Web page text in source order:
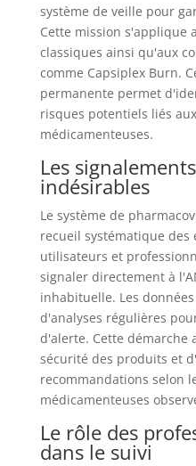
système de veille pour
Cette mission s'applique
classiques ainsi qu'aux
comme Capsiplex Burn.
permanente permet
risques potentiels liés
médicamenteuses.
Les
indésirables
Le système de
recueil systématique des
utilisateurs et
signaler directement à
inhabituelle. Les
d'analyses régulières
d'alerte. Cette démarche
sécurité des produits et
recommandations selon
médicamenteuses
Le rôle des
dans le suivi